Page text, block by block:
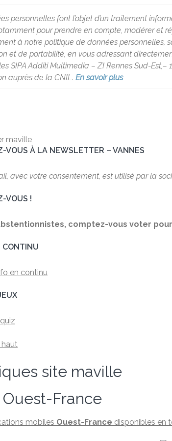
personnelles font l’objet d’un traitement
pour prendre en compte, modérer et
à notre politique de données personnelles,
et de portabilité, en vous adressant
SIPA Additi Multimedia – ZI Rennes Sud-
auprès de la CNIL. En savoir plus
maville
VOUS À LA NEWSLETTER – VANNES
avec votre consentement, est utilisé par la
VOUS !
comptez-vous voter
CONTINU
en continu
haut
site maville
Ouest-France
mobiles Ouest-France disponibles en